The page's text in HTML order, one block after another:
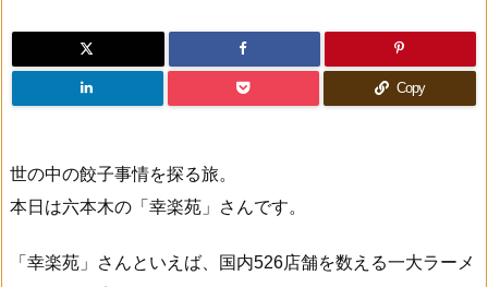
Copy
世の中の餃子事情を探る旅。
本日は六本木の「幸楽苑」さんです。
「幸楽苑」さんといえば、国内526店舗を数える一大ラーメ